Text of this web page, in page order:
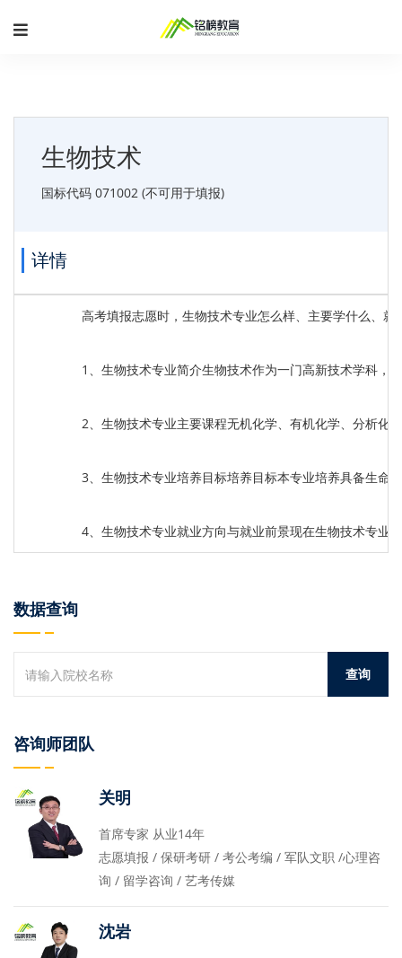
生物技术
国标代码 071002 (不可用于填报)
详情
高考填报志愿时，生物技术专业怎么样、主要学什么、
1、生物技术专业简介生物技术作为一门高新技术学科，
2、生物技术专业主要课程无机化学、有机化学、分析化
3、生物技术专业培养目标培养目标本专业培养具备生命
4、生物技术专业就业方向与就业前景现在生物技术专业
数据查询
咨询师团队
关明
首席专家 从业14年
志愿填报 / 保研考研 / 考公考编 / 军队文职 /心理咨
询 / 留学咨询 / 艺考传媒
沈岩